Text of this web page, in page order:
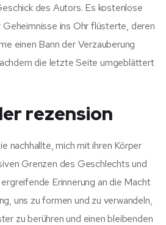
des Autors. Es kostenlose
ins Ohr flüsterte, deren
einen Bann der Verzauberung
die letzte Seite umgeblättert
rezension
nachhallte, mich mit ihren Körper
Grenzen des Geschlechts und
Erinnerung an die Macht
uns zu formen und zu verwandeln,
zu berühren und einen bleibenden